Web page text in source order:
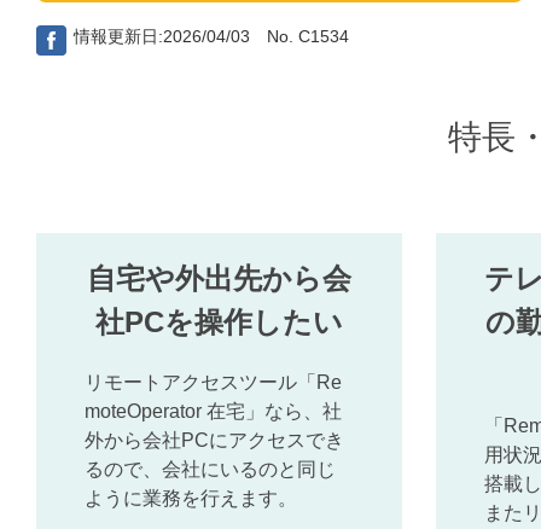
情報更新日:2026/04/03 No. C1534
特長
自宅や外出先から会
社PCを操作したい
リモートアクセスツール「Re
moteOperator 在宅」なら、社
外から会社PCにアクセスでき
るので、会社にいるのと同じ
ように業務を行えます。
テ
の
「
用状
搭載
また